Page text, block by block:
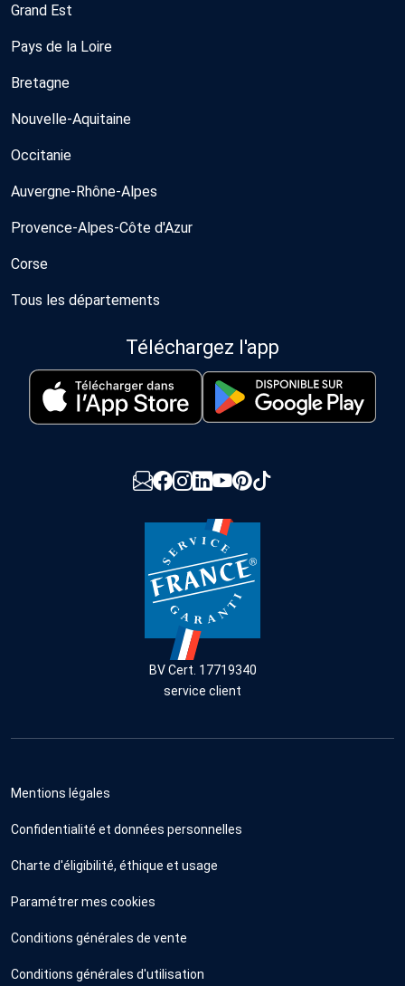
Grand Est
Pays de la Loire
Bretagne
Nouvelle-Aquitaine
Occitanie
Auvergne-Rhône-Alpes
Provence-Alpes-Côte d'Azur
Corse
Tous les départements
Téléchargez l'app
BV Cert. 17719340
service client
Mentions légales
Confidentialité et données personnelles
Charte d'éligibilité, éthique et usage
Paramétrer mes cookies
Conditions générales de vente
Conditions générales d'utilisation